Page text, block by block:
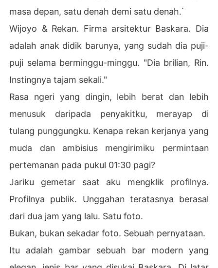
masa depan, satu denah demi satu denah.`
Wijoyo & Rekan. Firma arsitektur Baskara. Dia
adalah anak didik barunya, yang sudah dia puji-
puji selama berminggu-minggu. "Dia brilian, Rin.
Instingnya tajam sekali."
Rasa ngeri yang dingin, lebih berat dan lebih
menusuk daripada penyakitku, merayap di
tulang punggungku. Kenapa rekan kerjanya yang
muda dan ambisius mengirimiku permintaan
pertemanan pada pukul 01:30 pagi?
Jariku gemetar saat aku mengklik profilnya.
Profilnya publik. Unggahan teratasnya berasal
dari dua jam yang lalu. Satu foto.
Bukan, bukan sekadar foto. Sebuah pernyataan.
Itu adalah gambar sebuah bar modern yang